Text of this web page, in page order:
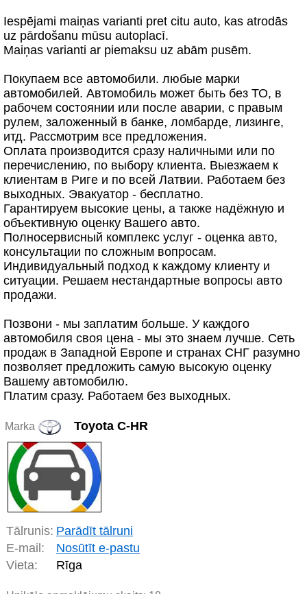
Iespējami maiņas varianti pret citu auto, kas atrodās
uz pārdošanu mūsu autoplacī.
Maiņas varianti ar piemaksu uz abām pusēm.
Покупаем все автомобили. любыe марки
автомобилей. Автомобиль может быть без ТО, в
рабочем состоянии или после аварии, с правым
рулем, заложенный в банке, ломбарде, лизинге,
итд. Рассмотрим все предложения.
Оплата производится сразу наличными или по
перечислению, по выбору клиента. Выезжаем к
клиентам в Риге и по всей Латвии. Работаем без
выходных. Эвакуатор - бесплатно.
Гарантируем высокие цены, а также надёжную и
объективную оценку Вашего авто.
Полносервисный комплекс услуг - оценка авто,
консультации по сложным вопросам.
Индивидуальный подход к каждому клиенту и
ситуации. Решаем нестандартные вопросы авто
продажи.
Позвони - мы заплатим больше. У каждого
автомобиля своя цена - мы это знаем лучше. Сеть
продаж в Западной Европе и странах СНГ разумно
позволяет предложить самую высокую оценку
Вашему автомобилю.
Платим сразу. Работаем без выходных.
Marka Toyota C-HR
Tālrunis: Parādīt tālruni
E-mail:
Nosūtīt e-pastu
Vieta:
Rīga